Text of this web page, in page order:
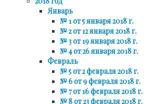
Январь
№ 1 от 5 января 2018 г.
№ 2 от 12 января 2018 г.
№ 3 от 19 января 2018 г.
№ 4 от 26 января 2018 г.
Февраль
№ 5 от 2 февраля 2018 г.
№ 6 от 9 февраля 2018 г.
№ 7 от 16 февраля 2018 г.
№ 8 от 23 февраля 2018 г.